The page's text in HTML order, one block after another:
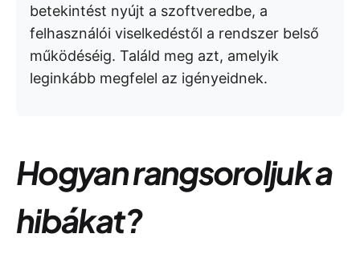
betekintést nyújt a szoftveredbe, a
felhasználói viselkedéstől a rendszer belső
működéséig. Találd meg azt, amelyik
leginkább megfelel az igényeidnek.
Hogyan rangsoroljuk a
hibákat?